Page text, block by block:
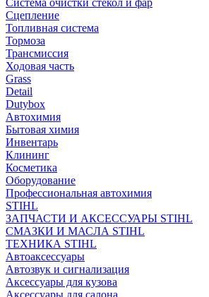
Система очистки стекол и фар
Сцепление
Топливная система
Тормоза
Трансмиссия
Ходовая часть
Grass
Detail
Dutybox
Автохимия
Бытовая химия
Инвентарь
Клининг
Косметика
Оборудование
Профессиональная автохимия
STIHL
ЗАПЧАСТИ И АКСЕССУАРЫ STIHL
СМАЗКИ И МАСЛА STIHL
ТЕХНИКА STIHL
Автоаксессуары
Автозвук и сигнализация
Аксессуары для кузова
Аксессуары для салона